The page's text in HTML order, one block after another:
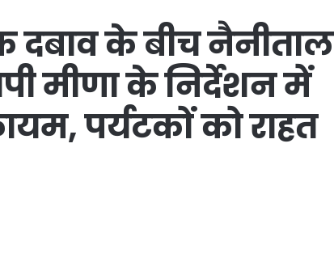
दबाव के बीच नैनीताल
मीणा के निर्देशन में
पर्यटकों को राहत